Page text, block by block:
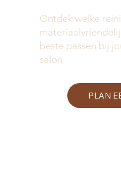
Ontdek welke
beste passen bij
salon.
PLAN